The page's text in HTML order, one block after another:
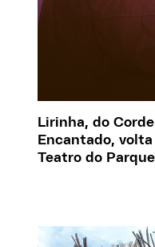
Lirinha, do
Encantado,
Teatro do Parque